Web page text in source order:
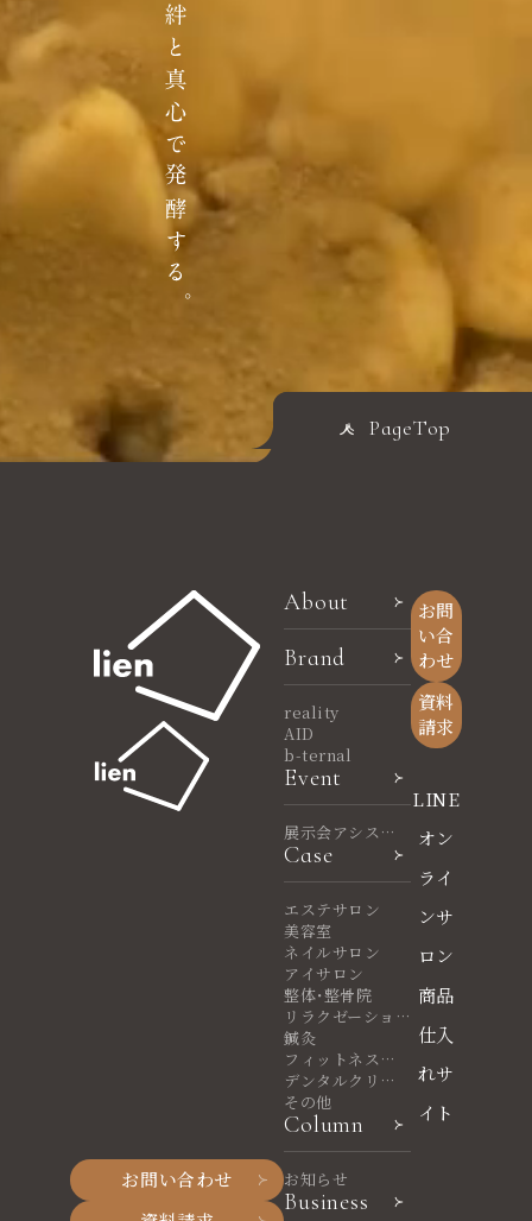
PageTop
お問い合わせ
About
Brand
reality
AID
b-ternal
Event
展示会アシスタ
ント
Case
エステサロン
美容室
ネイルサロン
アイサロン
整体・整骨院
リラクゼーショ
ンサロン
鍼灸
フィットネスヨ
ガ
デンタルクリニ
ック
その他
Column
お知らせ
Business
お問
い合
わせ
資料
請求
LINE
オン
ライ
ンサ
ロン
商品
仕入
れサ
イト